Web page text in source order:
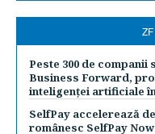
Peste 300 de companii
Business Forward,
inteligenței artificiale
SelfPay accelerează
românesc SelfPay